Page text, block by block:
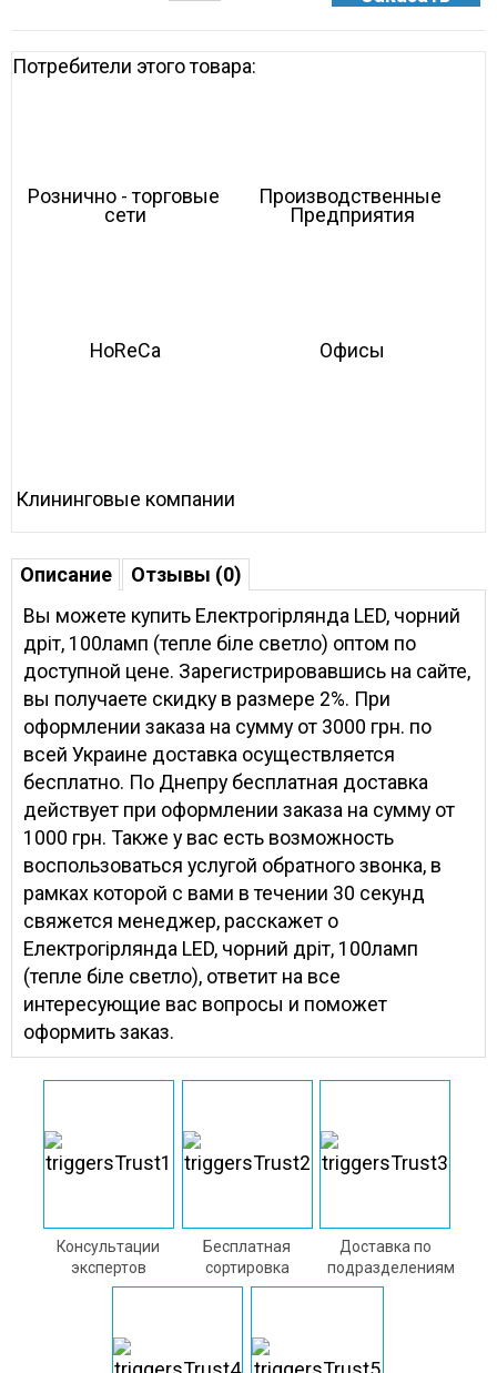
Потребители этого товара:
Рознично - торговые
сети
Производственные
Предприятия
HoReCa Офисы
Клининговые компании
Описание
Отзывы (0)
Вы можете купить Електрогірлянда LED, чорний
дріт, 100ламп (тепле біле светло) оптом по
доступной цене. Зарегистрировавшись на сайте,
вы получаете скидку в размере 2%. При
оформлении заказа на сумму от 3000 грн. по
всей Украине доставка осуществляется
бесплатно. По Днепру бесплатная доставка
действует при оформлении заказа на сумму от
1000 грн. Также у вас есть возможность
воспользоваться услугой обратного звонка, в
рамках которой с вами в течении 30 секунд
свяжется менеджер, расскажет о
Електрогірлянда LED, чорний дріт, 100ламп
(тепле біле светло), ответит на все
интересующие вас вопросы и поможет
оформить заказ.
Консультации
экспертов
Бесплатная
сортировка
Доставка по
подразделениям